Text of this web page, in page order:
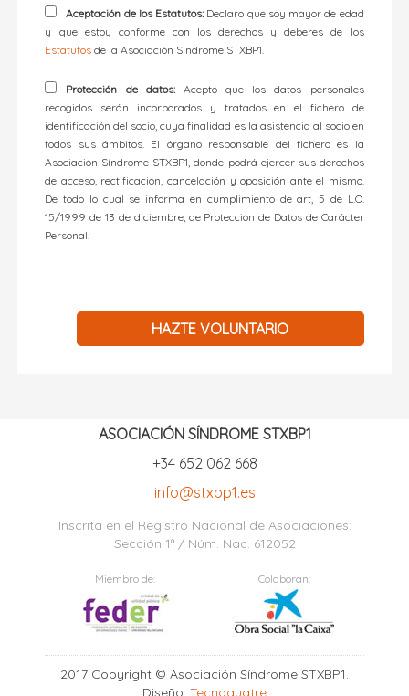
Aceptación de los Estatutos: Declaro que soy mayor de edad
y que estoy conforme con los derechos y deberes de los
Estatutos de la Asociación Síndrome STXBP1.
Protección de datos:Acepto que los datos personales
recogidos serán incorporados y tratados en el fichero de
identificación del socio, cuya finalidad es la asistencia al socio en
todos sus ámbitos. El órgano responsable del fichero es la
Asociación Síndrome STXBP1, donde podrá ejercer sus derechos
de acceso, rectificación, cancelación y oposición ante el mismo.
De todo lo cual se informa en cumplimiento de art, 5 de L.O.
15/1999 de 13 de diciembre, de Protección de Datos de Carácter
Personal.
HAZTE VOLUNTARIO
ASOCIACIÓN SÍNDROME STXBP1
+34 652 062 668
info@stxbp1.es
Inscrita en el Registro Nacional de Asociaciones:
Sección 1ª / Núm. Nac. 612052
Colaboran:
Miembro de:
2017 Copyright © Asociación Síndrome STXBP1.
Diseño: Tecnoquatre